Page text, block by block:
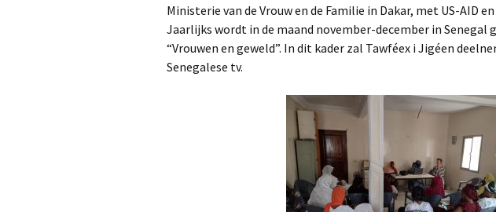
Ministerie van de Vrouw en de Familie in Dakar, met US-AID
Jaarlijks wordt in de maand november-december in Senegal
“Vrouwen en geweld”. In dit kader zal Tawféex i Jigéen
Senegalese tv.